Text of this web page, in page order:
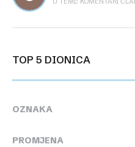
TOP 5 DIONICA
OZNAKA
PROMJENA